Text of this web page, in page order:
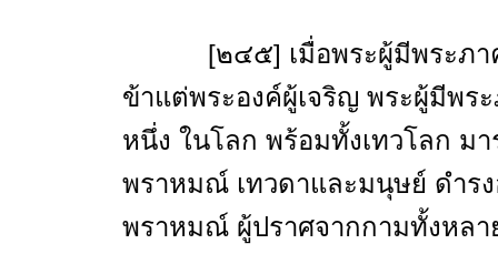
[๒๔๕] เมื่อพระผู้มีพระภาคต
ข้าแต่พระองค์ผู้เจริญ พระผู้มีพร
หนึ่ง ในโลก พร้อมทั้งเทวโลก
พราหมณ์ เทวดาและมนุษย์ ดำร
พราหมณ์ ผู้ปราศจากกามทั้งหลา